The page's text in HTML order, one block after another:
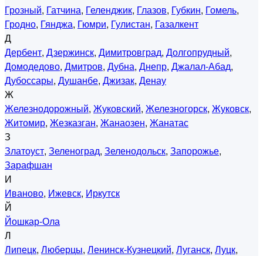
Грозный, Гатчина, Геленджик, Глазов, Губкин, Гомель,
Гродно, Гянджа, Гюмри, Гулистан, Газалкент
Д
Дербент, Дзержинск, Димитровград, Долгопрудный,
Домодедово, Дмитров, Дубна, Днепр, Джалал-Абад,
Дубоссары, Душанбе, Джизак, Денау
Ж
Железнодорожный, Жуковский, Железногорск, Жуковск,
Житомир, Жезказган, Жанаозен, Жанатас
З
Златоуст, Зеленоград, Зеленодольск, Запорожье,
Зарафшан
И
Иваново, Ижевск, Иркутск
Й
Йошкар-Ола
Л
Липецк, Люберцы, Ленинск-Кузнецкий, Луганск, Луцк,